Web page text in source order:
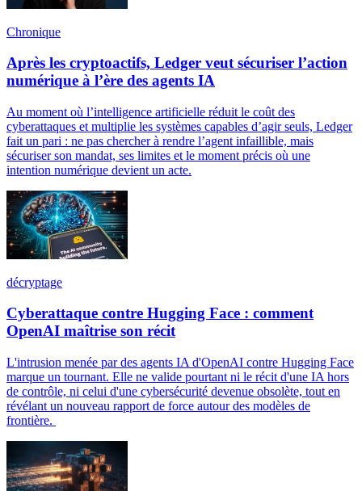
Chronique
Après les cryptoactifs, Ledger veut sécuriser l’action
numérique à l’ère des agents IA
Au moment où l’intelligence artificielle réduit le coût des
cyberattaques et multiplie les systèmes capables d’agir seuls, Ledger
fait un pari : ne pas chercher à rendre l’agent infaillible, mais
sécuriser son mandat, ses limites et le moment précis où une
intention numérique devient un acte.
décryptage
Cyberattaque contre Hugging Face : comment
OpenAI maîtrise son récit
L'intrusion menée par des agents IA d'OpenAI contre Hugging Face
marque un tournant. Elle ne valide pourtant ni le récit d'une IA hors
de contrôle, ni celui d'une cybersécurité devenue obsolète, tout en
révélant un nouveau rapport de force autour des modèles de
frontière.